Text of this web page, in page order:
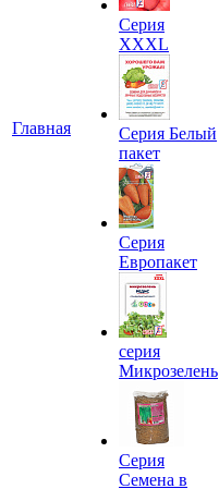
Главная
Серия
XXXL
Серия Белый
пакет
Серия
Европакет
серия
Микрозелень
Серия
Семена в